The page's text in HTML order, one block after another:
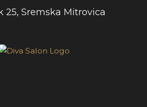
25, Sremska Mitrovica